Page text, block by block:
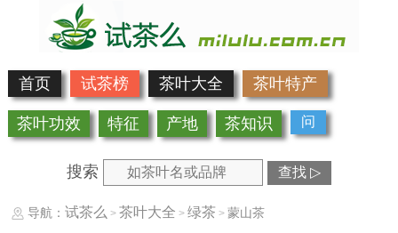
首页 试茶榜 茶叶大全 茶叶特产
茶叶功效 特征 产地 茶知识 问
搜索 查找 ▷
导航： 试茶么 > 茶叶大全 > 绿茶 > 蒙山茶